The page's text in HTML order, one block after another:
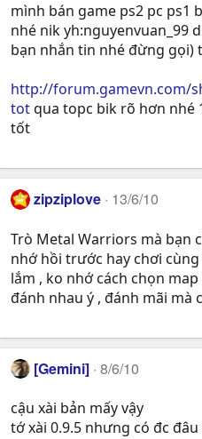
mình bán game ps2 pc ps1
nhé nik yh:nguyenvuan_99
bạn nhắn tin nhé đừng gọi)
http://forum.gamevn.com/
totqua topc bik rõ hơn nhé
tốt
zipziplove 13/6/10
Trò Metal Warriors mà bạn
nhớ hồi trước hay chơi
lắm , ko nhớ cách chọn
đánh nhau ý , đánh mãi mà
[Gemini] 8/6/10
cậu xài bản mấy vậy
tớ xài 0.9.5 nhưng có đc đâu